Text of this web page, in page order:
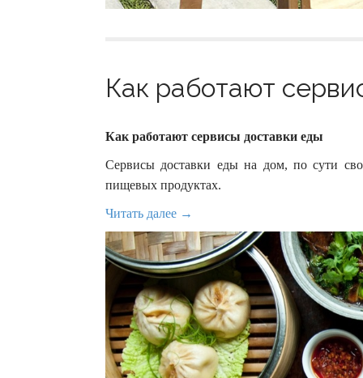
Как работают
Как работают сервисы доставки еды
Сервисы доставки еды на дом, по сути
пищевых продуктах.
Читать далее →